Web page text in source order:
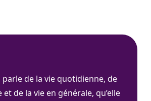
parle de la vie quotidienne, de
et de la vie en générale, qu’elle